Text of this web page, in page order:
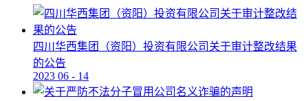
四川华西集团（资阳）投资有限公司关于审计整改结果
的公告
2023 06 - 14